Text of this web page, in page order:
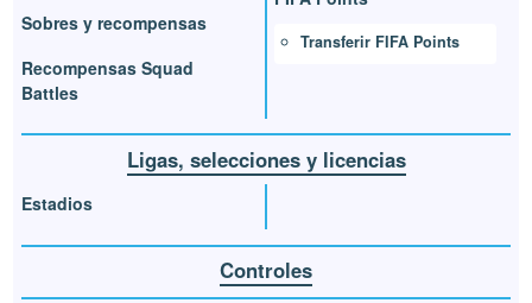
Sobres y recompensas
Recompensas Squad
Battles
Transferir FIFA Points
Ligas, selecciones y licencias
Estadios
Controles